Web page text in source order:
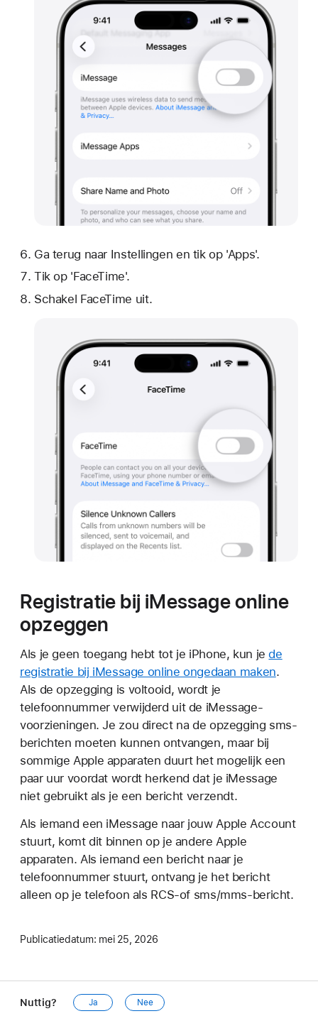
Ga terug naar Instellingen en tik op 'Apps'.
Tik op 'FaceTime'.
Schakel FaceTime uit.
Registratie bij iMessage online
opzeggen
Als je geen toegang hebt tot je iPhone, kun jede
registratie bij iMessage online ongedaan maken.
Als de opzegging is voltooid, wordt je
telefoonnummer verwijderd uit de iMessage-
voorzieningen. Je zou direct na de opzegging sms-
berichten moeten kunnen ontvangen, maar bij
sommige Apple apparaten duurt het mogelijk een
paar uur voordat wordt herkend dat je iMessage
niet gebruikt als je een bericht verzendt.
Als iemand een iMessage naar jouw Apple Account
stuurt, komt dit binnen op je andere Apple
apparaten. Als iemand een bericht naar je
telefoonnummer stuurt, ontvang je het bericht
alleen op je telefoon als RCS-of sms/mms-bericht.
Publicatiedatum: mei 25, 2026
Nuttig? Ja Nee